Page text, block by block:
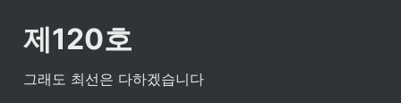
제120호
그래도 최선은 다하겠습니다